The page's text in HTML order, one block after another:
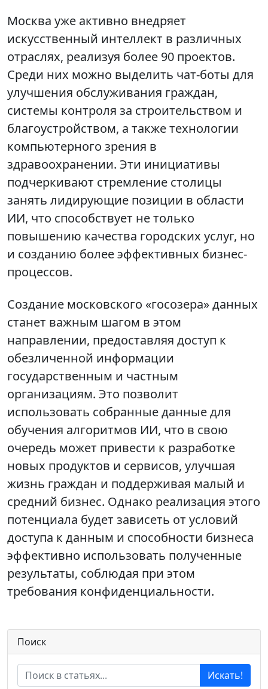
Москва уже активно внедряет
искусственный интеллект в различных
отраслях, реализуя более 90 проектов.
Среди них можно выделить чат-боты для
улучшения обслуживания граждан,
системы контроля за строительством и
благоустройством, а также технологии
компьютерного зрения в
здравоохранении. Эти инициативы
подчеркивают стремление столицы
занять лидирующие позиции в области
ИИ, что способствует не только
повышению качества городских услуг, но
и созданию более эффективных бизнес-
процессов.
Создание московского «госозера» данных
станет важным шагом в этом
направлении, предоставляя доступ к
обезличенной информации
государственным и частным
организациям. Это позволит
использовать собранные данные для
обучения алгоритмов ИИ, что в свою
очередь может привести к разработке
новых продуктов и сервисов, улучшая
жизнь граждан и поддерживая малый и
средний бизнес. Однако реализация этого
потенциала будет зависеть от условий
доступа к данным и способности бизнеса
эффективно использовать полученные
результаты, соблюдая при этом
требования конфиденциальности.
Поиск
Искать!